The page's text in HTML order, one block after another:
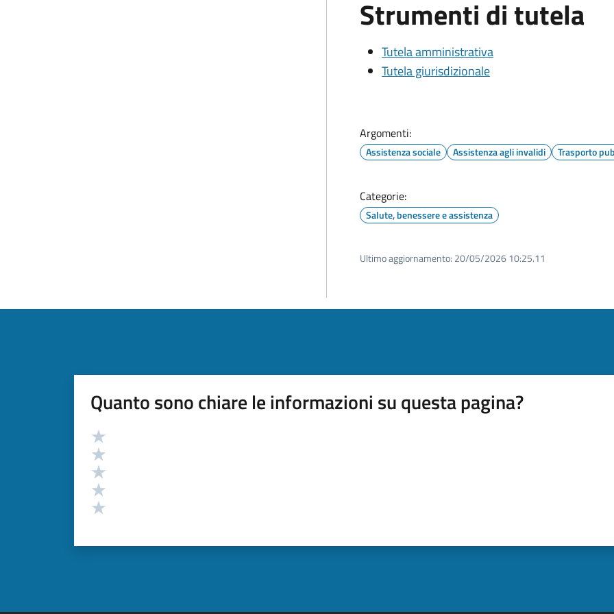
Strumenti di tutela
Tutela amministrativa
Tutela giurisdizionale
Argomenti:
Assistenza sociale Assistenza agli invalidi Trasporto
Categorie:
Salute, benessere e assistenza
Ultimo aggiornamento: 20/05/2026 10:25.11
Quanto sono chiare le informazioni su questa pagina?
Valutazione